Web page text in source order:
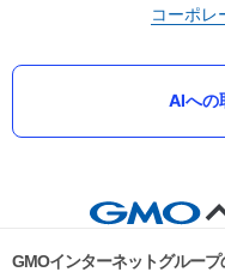
コーポレ
AIへの
GMOインターネットグルー